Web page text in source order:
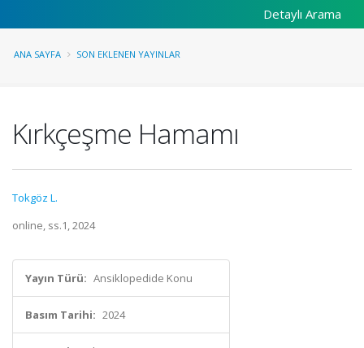
Detaylı Arama
ANA SAYFA SON EKLENEN YAYINLAR
Kırkçeşme Hamamı
Tokgöz L.
online, ss.1, 2024
Yayın Türü: Ansiklopedide Konu
Basım Tarihi: 2024